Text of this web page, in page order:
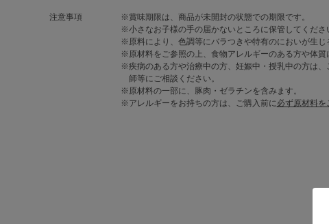
注意事項
※賞味期限は、商品が未開封の状態での期限です。
※小さなお子様の手の届かないところに保管してくださ
※原料により、色調等にバラつきや特有のにおいが生じ
※原材料をご参照の上、食物アレルギーのある方や体質
※疾病のある方や治療中の方、妊娠中・授乳中の方は
師等にご相談ください。
※原材料の一部に、豚肉・ゼラチンを含みます。
※アレルギーをお持ちの方は、ご購入前に 必ず原材料を